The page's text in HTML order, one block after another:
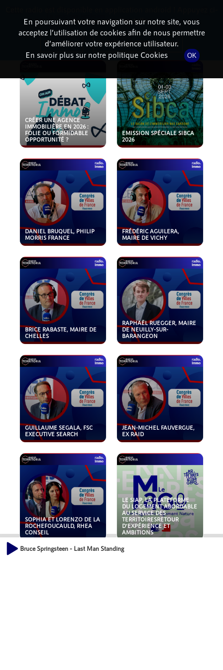
PODCASTS
CRÉER UNE AGENCE
IMMOBILIÈRE EN 2026 :
FOLIE OU FORMIDABLE
OPPORTUNITÉ ?
EMISSION SPÉCIALE SIBCA
2026
DANIEL BRUQUEL, PHILIP
MORRIS FRANCE
FRÉDÉRIC AGUILERA,
MAIRE DE VICHY
BRICE RABASTE, MAIRE DE
CHELLES
RAPHAËL RUEGGER, MAIRE
DE NEUILLY-SUR-
BARANGEON
GUILLAUME SEGALA, FSC
EXECUTIVE SEARCH
JEAN-MICHEL FAUVERGUE,
EX RAID
SOPHIA ET LORENZO DE LA
ROCHEFOUCAULD, RHEA
CONSEIL
LE SIAP, LA PLATEFORME
DU LOGEMENT ABORDABLE
AU SERVICE DES
TERRITOIRESRETOUR
D'EXPÉRIENCE ET
AMBITIONS
Bruce Springsteen - Last Man Standing
En poursuivant votre navigation sur notre site, vous
acceptez l’utilisation de cookies afin de nous permettre
d’améliorer votre expérience utilisateur.
En savoir plus sur notre politique Cookies
OK
dessous pour l'installer.
Non merci Télécharger l'application